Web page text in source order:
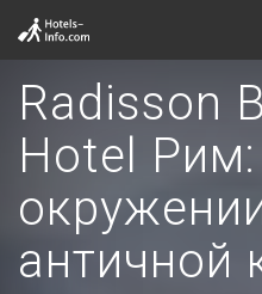
Radisson
Hotel
античной